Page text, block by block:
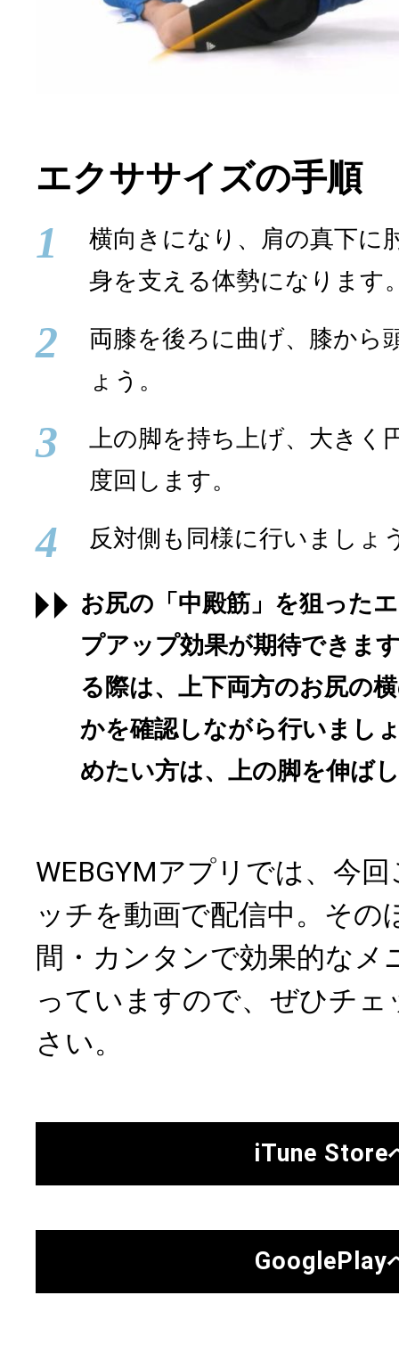
エクササイズの手順
1
横向きになり、肩の真下に
身を支える体勢になります
2
両膝を後ろに曲げ、膝から
ょう。
3
上の脚を持ち上げ、大きく
度回します。
4 反対側も同様に行いましょ
お尻の「中殿筋」を狙った
プアップ効果が期待できま
る際は、上下両方のお尻の
かを確認しながら行いまし
めたい方は、上の脚を伸ば
WEBGYMアプリでは、今
ッチを動画で配信中。その
間・カンタンで効果的なメ
っていますので、ぜひチ
さい。
iTune Store
GooglePlay